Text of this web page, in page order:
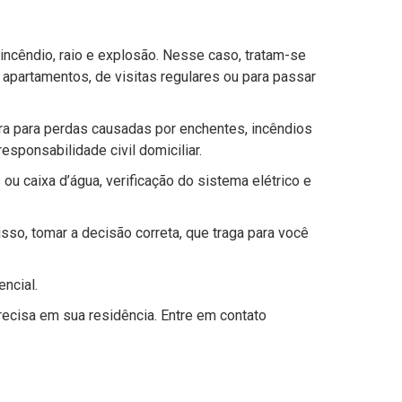
raio e explosão. Nesse caso, tratam-se
de visitas regulares ou para passar
para perdas causadas por enchentes, incêndios
civil domiciliar.
caixa d’água, verificação do sistema elétrico e
tomar a decisão correta, que traga para você
em sua residência. Entre em contato